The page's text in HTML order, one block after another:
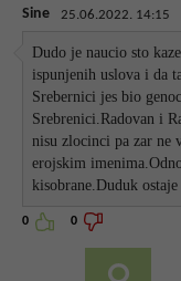
Sine 25.06.2022. 14:15
Dudo je naucio sto
ispunjenih uslova i da
Srebernici jes bio
Srebrenici.Radovan i
nisu zlocinci pa zar ne
erojskim
kisobrane.Duduk
0 0